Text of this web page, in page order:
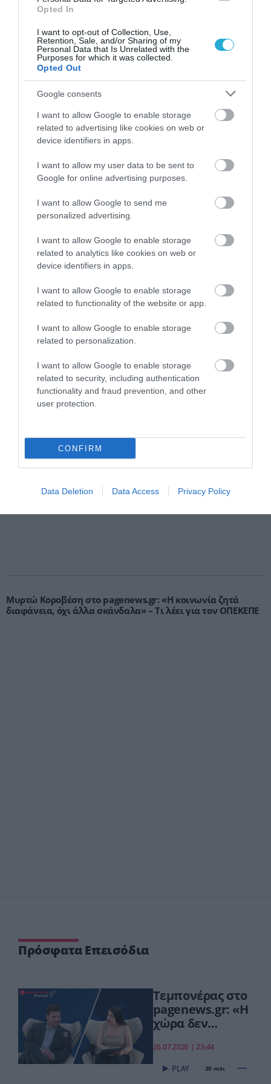
Opted In
I want to opt-out of Collection, Use,
Retention, Sale, and/or Sharing of my
Personal Data that Is Unrelated with the
Purposes for which it was collected.
Opted Out
Google consents
I want to allow Google to enable storage
related to advertising like cookies on web or
device identifiers in apps.
I want to allow my user data to be sent to
Google for online advertising purposes.
I want to allow Google to send me
personalized advertising.
I want to allow Google to enable storage
related to analytics like cookies on web or
device identifiers in apps.
I want to allow Google to enable storage
related to functionality of the website or app.
I want to allow Google to enable storage
related to personalization.
I want to allow Google to enable storage
related to security, including authentication
functionality and fraud prevention, and other
user protection.
CONFIRM
Data Deletion Data Access Privacy Policy
εκατομμύρια επιβάτες σε έναν μήνα
ΔΗΜΗΤΡΗΣ ΜΠΑΛΗΣ
06.08.2026 | 15:10
ΔΕΗ: Ισχυρά κέρδη και επενδύσεις 1,4 δισ.
ευρώ στο εξάμηνο
ΚΩΣΤΑΣ ΚΑΛΛΙΑΝΤΕΡΗΣ
06.08.2026 | 04:07
αλλά προειδοποιεί για τα έσοδα
ΚΩΣΤΑΣ ΚΑΛΛΙΑΝΤΕΡΗΣ
05.08.2026 | 06:09
PODCASTS
Μπαλατσούκας pagenews.gr:«Η κυβέρνηση θυμάται τους
πυροσβέστες όταν τους λέει ήρωες–όχι όταν ζητούν
στήριξη»
Γ.Βρεττάκος στο pagenews.gr: «Το ΠΑΣΟΚ μπλοκάρει τη
Συνταγματική Αναθεώρηση και φορτώνει ευθύνες στη
Μυρτώ Κοροβέση στο pagenews.gr: «Η κοινωνία ζητά
διαφάνεια, όχι άλλα σκάνδαλα» – Τι λέει για τον ΟΠΕΚΕΠΕ
Πρόσφατα Επεισόδια
Τεμπονέρας στο
pagenews.gr: «Η
χώρα δεν
χαμένη
επταετία»–Τι
26.07.2026 | 23:44
39 min